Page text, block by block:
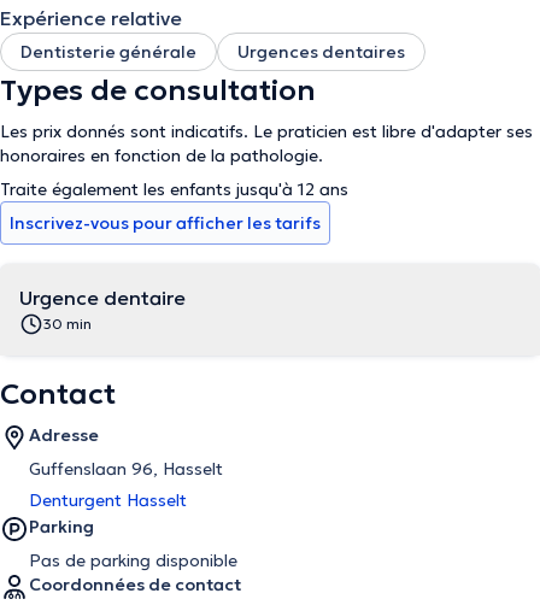
Expérience relative
Dentisterie générale Urgences dentaires
Types de consultation
Les prix donnés sont indicatifs. Le praticien est libre d'adapter ses
honoraires en fonction de la pathologie.
Traite également les enfants jusqu'à 12 ans
Inscrivez-vous pour afficher les tarifs
Urgence dentaire
30 min
Contact
Adresse
Guffenslaan 96, Hasselt
Denturgent Hasselt
Parking
Pas de parking disponible
Coordonnées de contact